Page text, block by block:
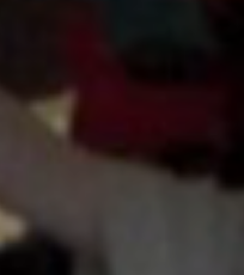
NÁZOR
NEZAŘAZENÉ